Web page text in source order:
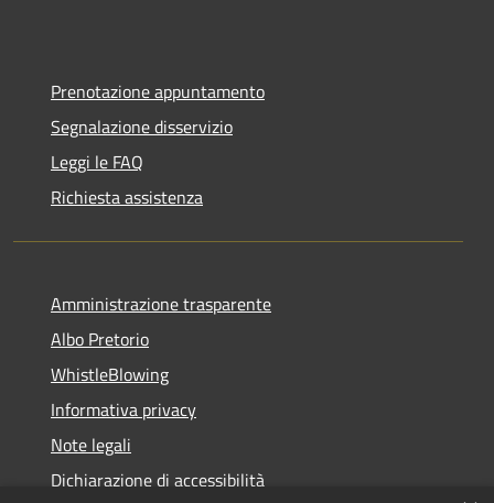
Prenotazione appuntamento
Segnalazione disservizio
Leggi le FAQ
Richiesta assistenza
Amministrazione trasparente
Albo Pretorio
WhistleBlowing
Informativa privacy
Note legali
Dichiarazione di accessibilità